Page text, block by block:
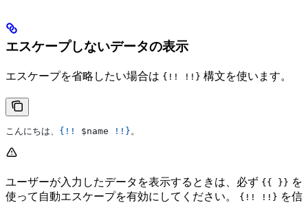
エスケープしないデータの表示
エスケープを省略したい場合は {!! !!} 構文を使います。
こんにちは、 {!! $name !!} 。
ユーザーが入力したデータを表示するときは、必ず {{ }} を
使って自動エスケープを有効にしてください。
{!! !!} を信